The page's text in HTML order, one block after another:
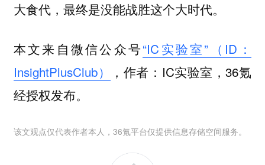
大食代，最终是没能战胜这个大时代。
本文来自微信公众号“IC实验室”（ID：
InsightPlusClub）
，作者：IC实验室，36氪
经授权发布。
该文观点仅代表作者本人，36氪平台仅提供信息存储空间服务。